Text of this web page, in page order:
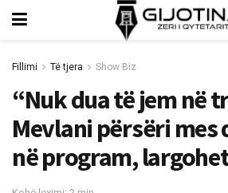
Fillimi Të tjera Show Biz
“Nuk dua të jem në
Mevlani përsëri mes
në program,